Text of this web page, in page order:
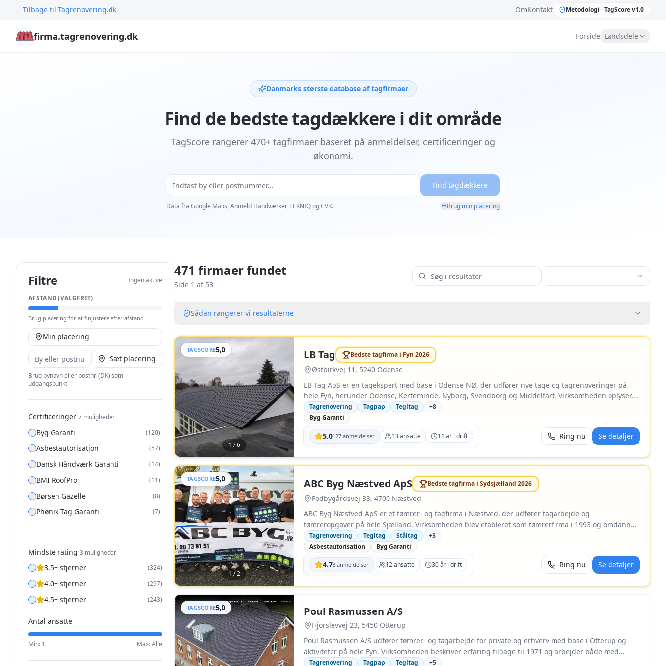
←Tilbage til Tagrenovering.dk OmKontakt Metodologi ·TagScore v1.0
firma.tagrenovering.dk Forside Landsdele
Danmarks største database af tagfirmaer
Find de bedste tagdækkere i dit område
TagScore rangerer 470+ tagfirmaer baseret på anmeldelser, certificeringer og
økonomi.
Find tagdækkere
Data fra Google Maps, Anmeld Håndværker, TEKNIQ og CVR. Brug min placering
Filtre Ingen aktive
AFSTAND (VALGFRIT)
Brug placering for at finjustere efter afstand
Min placering
Sæt placering
Brug bynavn eller postnr. (DK) som
udgangspunkt
Certificeringer 7 muligheder
Byg Garanti (120)
Asbestautorisation (57)
Dansk Håndværk Garanti (14)
BMI RoofPro (11)
Børsen Gazelle (8)
Phønix Tag Garanti (7)
Mindste rating 3 muligheder
3.5+ stjerner (324)
4.0+ stjerner (297)
4.5+ stjerner (243)
Antal ansatte
Min: 1 Max:Alle
471 firmaer fundet
Side 1 af 53
Sådan rangerer vi resultaterne
1 /6
TAGSCORE5,0 LB Tag Bedste tagfirma i Fyn 2026
Østbirkvej 11, 5240 Odense
LB Tag ApS er en tagekspert med base i Odense NØ, der udfører nye tage og tagrenoveringer på
hele Fyn, herunder Odense, Kerteminde, Nyborg, Svendborg og Middelfart. Virksomheden oplyser,
at den leverer 50+ nye tage om året og vender tilbage på henvendelser inden for 24 timer.
Arbejderne omfatter bl.a. tegltag og betontag med oplyst 30 års produktgaranti, tagpap og
bølgeplader med oplyst 15 års produktgaranti samt skifertag. Referencer viser også montage af
tagrender, kviste og ovenlysvinduer samt efterisolering af loft. Skifertagsarbejde udføres med
tilknyttet blikkenslagerarbejde i samarbejde med Brinkmann & Jacobsen. Selskabet er etableret i
2015 og fremstår med ca. 15 medarbejdere (opgjort juli 2025).
Tagrenovering Tagpap Tegltag +8
Byg Garanti
5.0127 anmeldelser 13ansatte 11 år i drift Ring nu Se detaljer
1/2
TAGSCORE5,0 2026 ABC Byg Næstved ApS Bedste tagfirma i Sydsjælland 2026
Fodbygårdsvej 33, 4700 Næstved
ABC Byg Næstved ApS er et tømrer- og tagfirma i Næstved, der udfører tagarbejde og
tømreropgaver på hele Sjælland. Virksomheden blev etableret som tømrerfirma i 1993 og omdannet
til det nuværende selskab i 1996. Den har specialiseret sig i nye tage, Lindab-ståltage og renovering
af eksisterende tage samt tilhørende tømreropgaver. Ifølge virksomheden er der udført over 1.250
tage og der er i dag 10 håndværkere foruden mester. Virksomheden er medlem af DI Byggeri og
tilsluttet Byg Garanti. ABC Byg er desuden godkendt og autoriseret af Sikkerhedsstyrelsen til
nedrivning og håndtering af asbest og oplyser, at de arbejder efter de gældende regler. I
forbindelse med tagopgaver udføres også opgaver som tagrender, facadebeklædning og
Tagrenovering Tegltag Ståltag +3
Asbestautorisation
Byg Garanti
4.78 anmeldelser 12ansatte 30år i drift Ring nu Se detaljer
TAGSCORE5,0 Poul Rasmussen A/S
Hjorslevvej 23, 5450 Otterup
Poul Rasmussen A/S udfører tømrer- og tagarbejde for private og erhverv med base i Otterup og
aktiviteter på hele Fyn. Virksomheden beskriver erfaring tilbage til 1971 og arbejder både med
renovering og udskiftning af tage samt relaterede tømreropgaver. Referencer på sitet viser konkrete
Tagrenovering Tagpap Tegltag +5